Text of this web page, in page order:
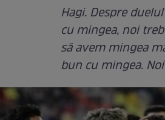
Hagi. Despre
cu mingea, noi
să avem mingea
bun cu mingea.